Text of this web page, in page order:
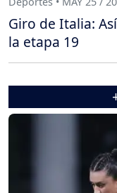
Giro de Italia:
la etapa 19